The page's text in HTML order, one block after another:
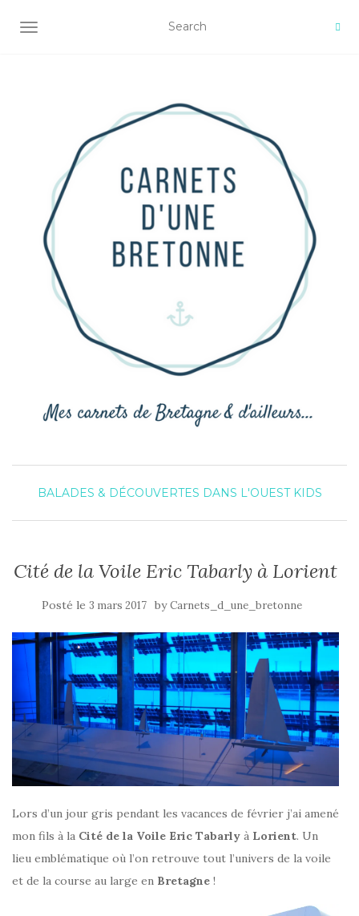
AFFICHER/MASQUER LA NAVIGATION
BALADES & DÉCOUVERTES DANS L'OUEST KIDS
Cité de la Voile Eric Tabarly à Lorient
Posté le 3 mars 2017 byCarnets_d_une_bretonne
Lors d’un jour gris pendant les vacances de février j’ai amené
mon fils à la Cité de la Voile Eric Tabarly à Lorient. Un
lieu emblématique où l’on retrouve tout l’univers de la voile
et de la course au large en Bretagne !